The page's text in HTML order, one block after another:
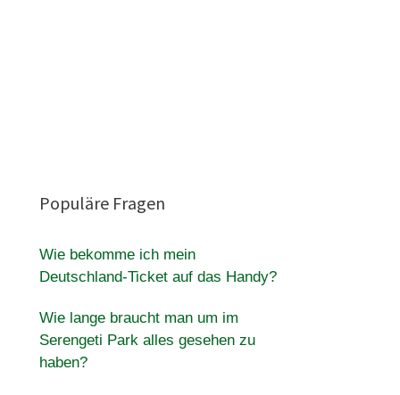
Populäre Fragen
Wie bekomme ich mein
Deutschland-Ticket auf das Handy?
Wie lange braucht man um im
Serengeti Park alles gesehen zu
haben?